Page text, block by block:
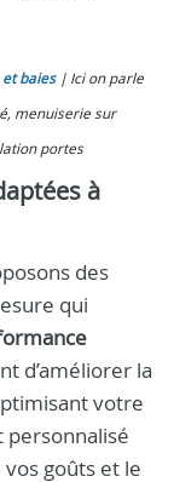
baies
Ici on parle
menuiserie sur
portes
à
des
qui
d’améliorer la
votre
personnalisé
goûts et le